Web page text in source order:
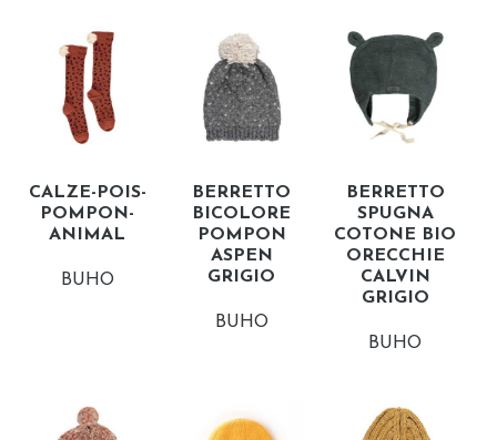
CALZE-POIS-
POMPON-
ANIMAL
BUHO
BERRETTO
BICOLORE
POMPON
ASPEN
GRIGIO
BUHO
BERRETTO
SPUGNA
COTONE BIO
ORECCHIE
CALVIN
GRIGIO
BUHO